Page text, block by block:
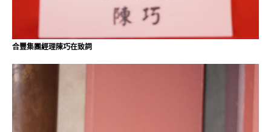
合豐集團經理陳巧在致詞